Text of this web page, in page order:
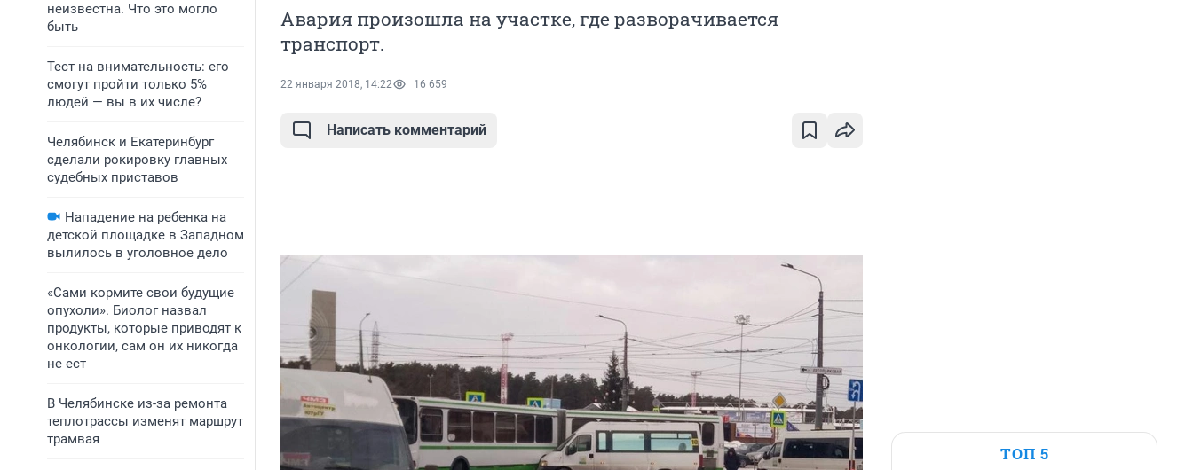
неизвестна. Что это могло
быть
Тест на внимательность: его
смогут пройти только 5%
людей — вы в их числе?
Челябинск и Екатеринбург
сделали рокировку главных
судебных приставов
Нападение на ребенка на
детской площадке в Западном
вылилось в уголовное дело
«Сами кормите свои будущие
опухоли». Биолог назвал
продукты, которые приводят к
онкологии, сам он их никогда
не ест
В Челябинске из-за ремонта
теплотрассы изменят маршрут
трамвая
Авария произошла на участке, где разворачивается
транспорт.
22 января 2018, 14:22 16 659
Написать комментарий
ТОП 5